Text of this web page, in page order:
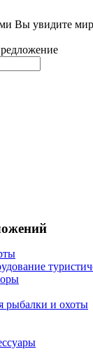
Вы увидите
рыбалки и охоты